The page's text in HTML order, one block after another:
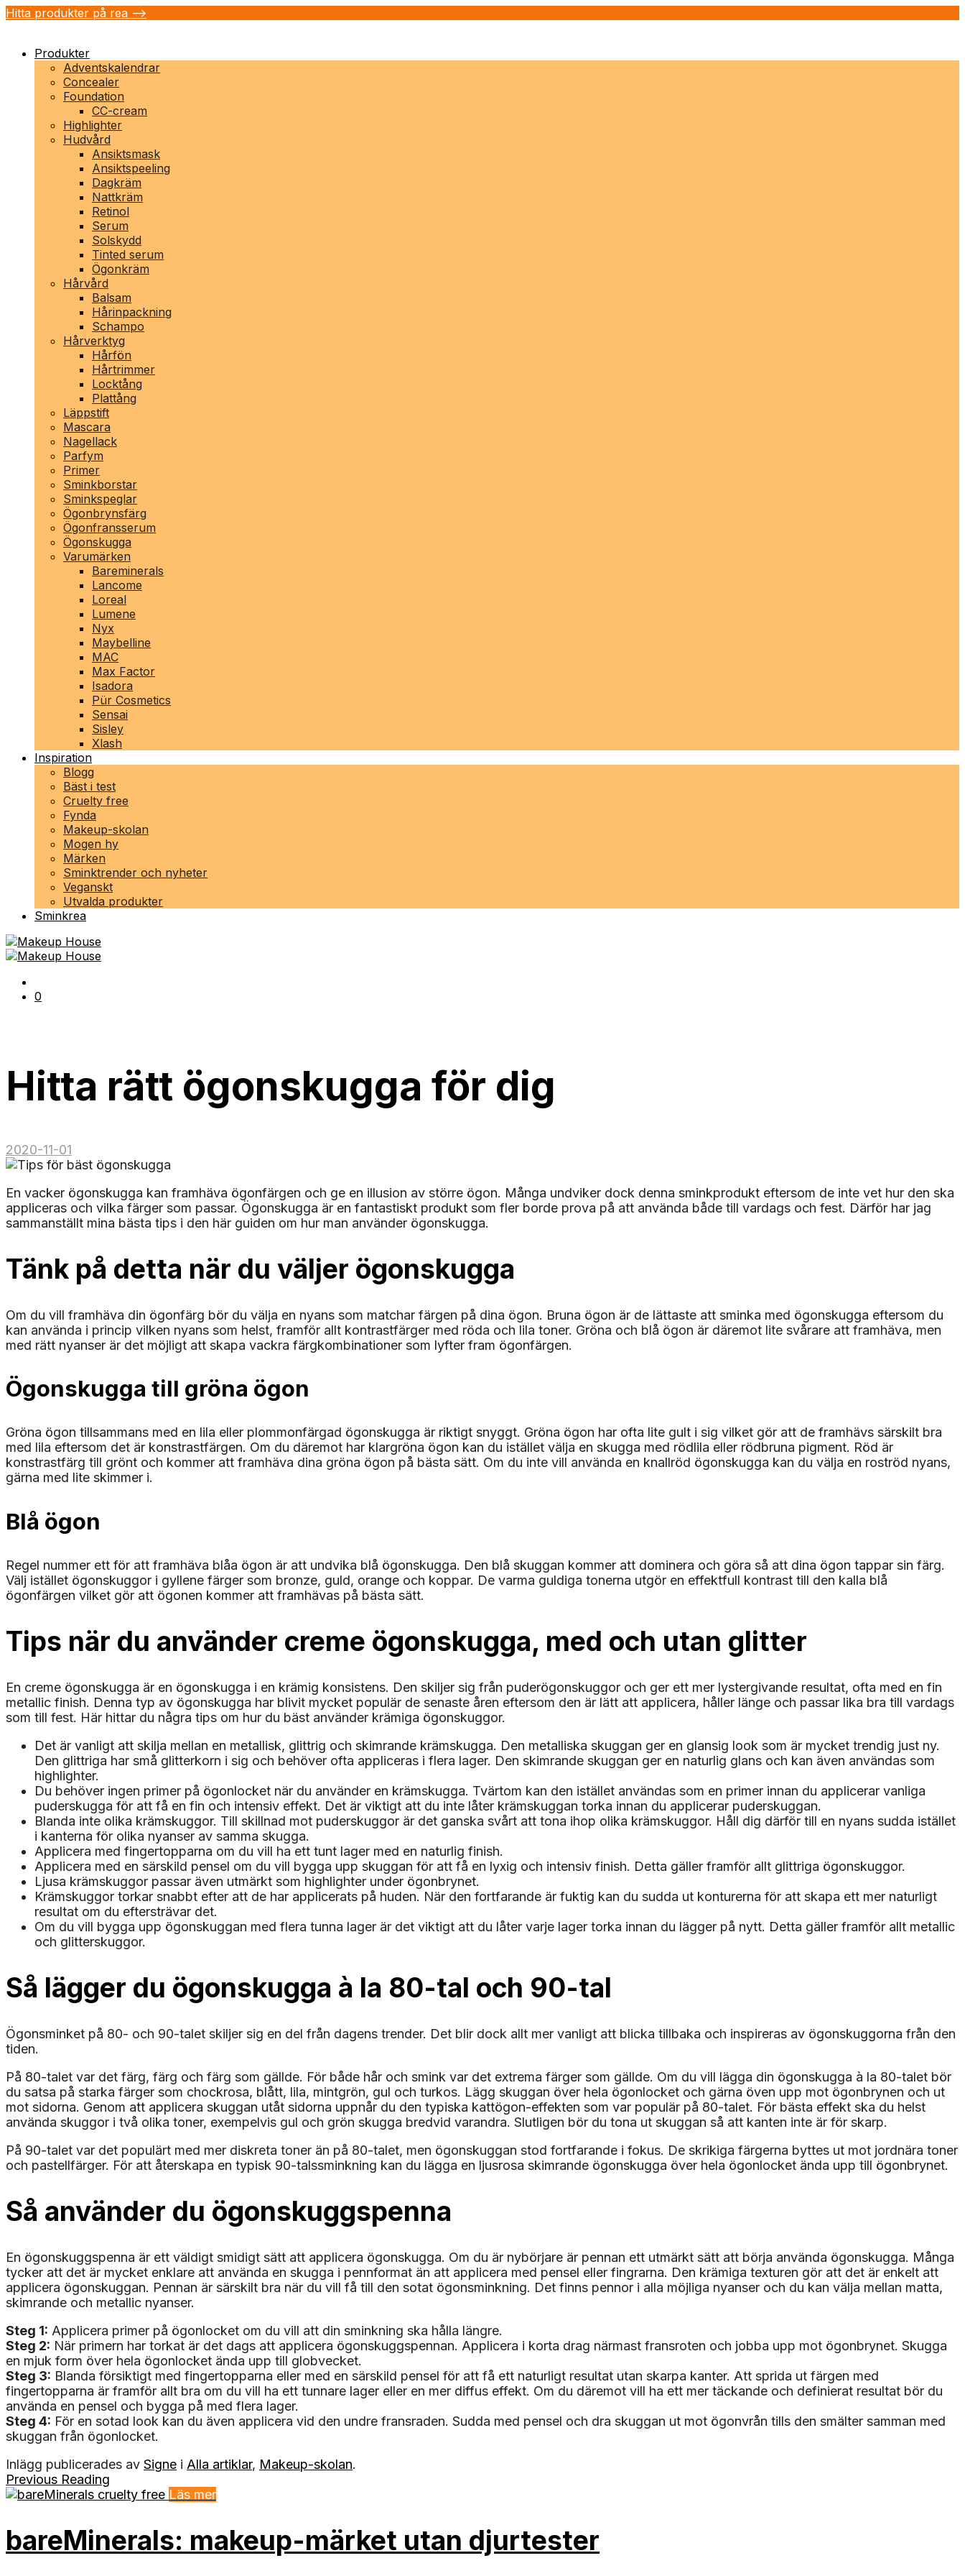
Hitta produkter på rea -->
Produkter
Adventskalendrar
Concealer
Foundation
CC-cream
Highlighter
Hudvård
Ansiktsmask
Ansiktspeeling
Dagkräm
Nattkräm
Retinol
Serum
Solskydd
Tinted serum
Ögonkräm
Hårvård
Balsam
Hårinpackning
Schampo
Hårverktyg
Hårfön
Hårtrimmer
Locktång
Plattång
Läppstift
Mascara
Nagellack
Parfym
Primer
Sminkborstar
Sminkspeglar
Ögonbrynsfärg
Ögonfransserum
Ögonskugga
Varumärken
Bareminerals
Lancome
Loreal
Lumene
Nyx
Maybelline
MAC
Max Factor
Isadora
Pür Cosmetics
Sensai
Sisley
Xlash
Inspiration
Blogg
Bäst i test
Cruelty free
Fynda
Makeup-skolan
Mogen hy
Märken
Sminktrender och nyheter
Veganskt
Utvalda produkter
Sminkrea
0
Hitta rätt ögonskugga för dig
2020-11-01
En vacker ögonskugga kan framhäva ögonfärgen och ge en illusion av större ögon. Många undviker dock denna sminkprodukt eftersom de inte vet hur den ska
appliceras och vilka färger som passar. Ögonskugga är en fantastiskt produkt som fler borde prova på att använda både till vardags och fest. Därför har jag
sammanställt mina bästa tips i den här guiden om hur man använder ögonskugga.
Tänk på detta när du väljer ögonskugga
Om du vill framhäva din ögonfärg bör du välja en nyans som matchar färgen på dina ögon. Bruna ögon är de lättaste att sminka med ögonskugga eftersom du
kan använda i princip vilken nyans som helst, framför allt kontrastfärger med röda och lila toner. Gröna och blå ögon är däremot lite svårare att framhäva, men
med rätt nyanser är det möjligt att skapa vackra färgkombinationer som lyfter fram ögonfärgen.
Ögonskugga till gröna ögon
Gröna ögon tillsammans med en lila eller plommonfärgad ögonskugga är riktigt snyggt. Gröna ögon har ofta lite gult i sig vilket gör att de framhävs särskilt bra
med lila eftersom det är konstrastfärgen. Om du däremot har klargröna ögon kan du istället välja en skugga med rödlila eller rödbruna pigment. Röd är
konstrastfärg till grönt och kommer att framhäva dina gröna ögon på bästa sätt. Om du inte vill använda en knallröd ögonskugga kan du välja en roströd nyans,
gärna med lite skimmer i.
Blå ögon
Regel nummer ett för att framhäva blåa ögon är att undvika blå ögonskugga. Den blå skuggan kommer att dominera och göra så att dina ögon tappar sin färg.
Välj istället ögonskuggor i gyllene färger som bronze, guld, orange och koppar. De varma guldiga tonerna utgör en effektfull kontrast till den kalla blå
ögonfärgen vilket gör att ögonen kommer att framhävas på bästa sätt.
Tips när du använder creme ögonskugga, med och utan glitter
En creme ögonskugga är en ögonskugga i en krämig konsistens. Den skiljer sig från puderögonskuggor och ger ett mer lystergivande resultat, ofta med en fin
metallic finish. Denna typ av ögonskugga har blivit mycket populär de senaste åren eftersom den är lätt att applicera, håller länge och passar lika bra till vardags
som till fest. Här hittar du några tips om hur du bäst använder krämiga ögonskuggor.
Det är vanligt att skilja mellan en metallisk, glittrig och skimrande krämskugga. Den metalliska skuggan ger en glansig look som är mycket trendig just ny.
Den glittriga har små glitterkorn i sig och behöver ofta appliceras i flera lager. Den skimrande skuggan ger en naturlig glans och kan även användas som
highlighter.
Du behöver ingen primer på ögonlocket när du använder en krämskugga. Tvärtom kan den istället användas som en primer innan du applicerar vanliga
puderskugga för att få en fin och intensiv effekt. Det är viktigt att du inte låter krämskuggan torka innan du applicerar puderskuggan.
Blanda inte olika krämskuggor. Till skillnad mot puderskuggor är det ganska svårt att tona ihop olika krämskuggor. Håll dig därför till en nyans sudda istället
i kanterna för olika nyanser av samma skugga.
Applicera med fingertopparna om du vill ha ett tunt lager med en naturlig finish.
Applicera med en särskild pensel om du vill bygga upp skuggan för att få en lyxig och intensiv finish. Detta gäller framför allt glittriga ögonskuggor.
Ljusa krämskuggor passar även utmärkt som highlighter under ögonbrynet.
Krämskuggor torkar snabbt efter att de har applicerats på huden. När den fortfarande är fuktig kan du sudda ut konturerna för att skapa ett mer naturligt
resultat om du eftersträvar det.
Om du vill bygga upp ögonskuggan med flera tunna lager är det viktigt att du låter varje lager torka innan du lägger på nytt. Detta gäller framför allt metallic
och glitterskuggor.
Så lägger du ögonskugga à la 80-tal och 90-tal
Ögonsminket på 80- och 90-talet skiljer sig en del från dagens trender. Det blir dock allt mer vanligt att blicka tillbaka och inspireras av ögonskuggorna från den
tiden.
På 80-talet var det färg, färg och färg som gällde. För både hår och smink var det extrema färger som gällde. Om du vill lägga din ögonskugga à la 80-talet bör
du satsa på starka färger som chockrosa, blått, lila, mintgrön, gul och turkos. Lägg skuggan över hela ögonlocket och gärna öven upp mot ögonbrynen och ut
mot sidorna. Genom att applicera skuggan utåt sidorna uppnår du den typiska kattögon-effekten som var populär på 80-talet. För bästa effekt ska du helst
använda skuggor i två olika toner, exempelvis gul och grön skugga bredvid varandra. Slutligen bör du tona ut skuggan så att kanten inte är för skarp.
På 90-talet var det populärt med mer diskreta toner än på 80-talet, men ögonskuggan stod fortfarande i fokus. De skrikiga färgerna byttes ut mot jordnära toner
och pastellfärger. För att återskapa en typisk 90-talssminkning kan du lägga en ljusrosa skimrande ögonskugga över hela ögonlocket ända upp till ögonbrynet.
Så använder du ögonskuggspenna
En ögonskuggspenna är ett väldigt smidigt sätt att applicera ögonskugga. Om du är nybörjare är pennan ett utmärkt sätt att börja använda ögonskugga. Många
tycker att det är mycket enklare att använda en skugga i pennformat än att applicera med pensel eller fingrarna. Den krämiga texturen gör att det är enkelt att
applicera ögonskuggan. Pennan är särskilt bra när du vill få till den sotat ögonsminkning. Det finns pennor i alla möjliga nyanser och du kan välja mellan matta,
skimrande och metallic nyanser.
Steg 1: Applicera primer på ögonlocket om du vill att din sminkning ska hålla längre.
Steg 2: När primern har torkat är det dags att applicera ögonskuggspennan. Applicera i korta drag närmast fransroten och jobba upp mot ögonbrynet. Skugga
en mjuk form över hela ögonlocket ända upp till globvecket.
Steg 3: Blanda försiktigt med fingertopparna eller med en särskild pensel för att få ett naturligt resultat utan skarpa kanter. Att sprida ut färgen med
fingertopparna är framför allt bra om du vill ha ett tunnare lager eller en mer diffus effekt. Om du däremot vill ha ett mer täckande och definierat resultat bör du
använda en pensel och bygga på med flera lager.
Steg 4: För en sotad look kan du även applicera vid den undre fransraden. Sudda med pensel och dra skuggan ut mot ögonvrån tills den smälter samman med
skuggan från ögonlocket.
Inlägg publicerades av Signe i Alla artiklar, Makeup-skolan.
Previous Reading
Läs mer
bareMinerals: makeup-märket utan djurtester